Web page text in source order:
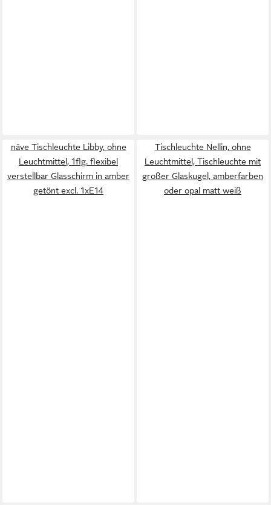
näve Tischleuchte Libby, ohne
Leuchtmittel, 1flg. flexibel
verstellbar Glasschirm in amber
getönt excl. 1xE14
Tischleuchte Nellin, ohne
Leuchtmittel, Tischleuchte mit
großer Glaskugel, amberfarben
oder opal matt weiß